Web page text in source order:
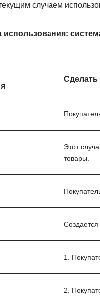
случаем
Сделать
Этот
товары.
Создается
1.
2.